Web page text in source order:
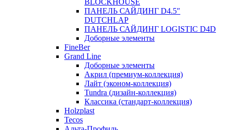
ПАНЕЛЬ САЙДИНГ D4.5″
DUTCHLAP
ПАНЕЛЬ САЙДИНГ LOGISTIC D4D
Доборные элементы
FineBer
Grand Line
Доборные элементы
Акрил (премиум-коллекция)
Лайт (эконом-коллекция)
Tundra (дизайн-коллекция)
Классика (стандарт-коллекция)
Holzplast
Tecos